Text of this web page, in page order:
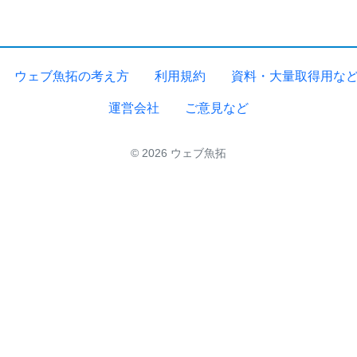
ウェブ魚拓の考え方 利用規約 資料・大量取得用な
運営会社 ご意見など
© 2026 ウェブ魚拓